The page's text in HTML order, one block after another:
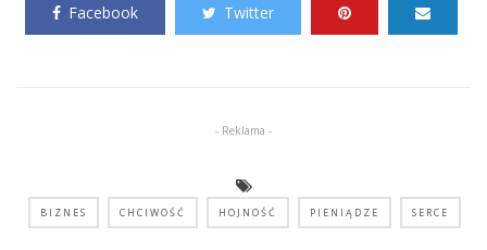
Facebook Twitter
- Reklama -
BIZNES CHCIWOŚĆ HOJNOŚĆ PIENIĄDZE SERCE